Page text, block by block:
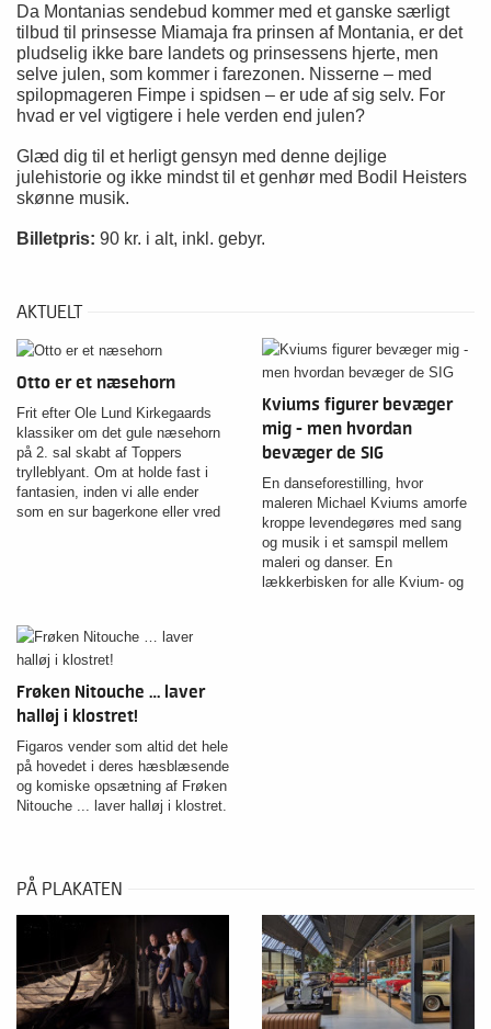
Da Montanias sendebud kommer med et ganske særligt
tilbud til prinsesse Miamaja fra prinsen af Montania, er det
pludselig ikke bare landets og prinsessens hjerte, men
selve julen, som kommer i farezonen. Nisserne – med
spilopmageren Fimpe i spidsen – er ude af sig selv. For
hvad er vel vigtigere i hele verden end julen?
Glæd dig til et herligt gensyn med denne dejlige
julehistorie og ikke mindst til et genhør med Bodil Heisters
skønne musik.
Billetpris: 90 kr. i alt, inkl. gebyr.
AKTUELT
Otto er et næsehorn
Frit efter Ole Lund Kirkegaards
klassiker om det gule næsehorn
på 2. sal skabt af Toppers
trylleblyant. Om at holde fast i
fantasien, inden vi alle ender
som en sur bagerkone eller vred
Kviums figurer bevæger
mig - men hvordan
bevæger de SIG
En danseforestilling, hvor
maleren Michael Kviums amorfe
kroppe levendegøres med sang
og musik i et samspil mellem
maleri og danser. En
lækkerbisken for alle Kvium- og
Frøken Nitouche … laver
halløj i klostret!
Figaros vender som altid det hele
på hovedet i deres hæsblæsende
og komiske opsætning af Frøken
Nitouche ... laver halløj i klostret.
PÅ PLAKATEN